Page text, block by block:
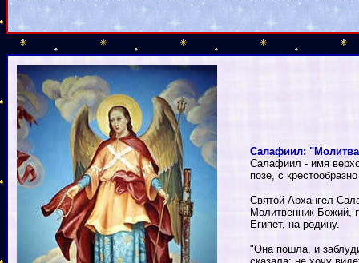
Салафиил:
Салафиил - имя
позе, с
Святой Архангел
Молитвенник Божий,
Египет, на родину.
"Она пошла, и